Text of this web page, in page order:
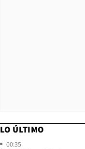
LO ÚLTIMO
00:35